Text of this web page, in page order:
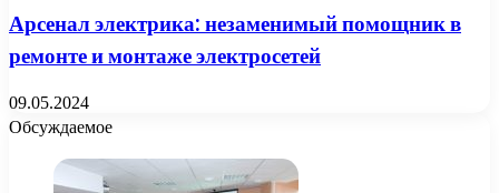
Арсенал электрика: незаменимый помощник в
ремонте и монтаже электросетей
09.05.2024
Обсуждаемое